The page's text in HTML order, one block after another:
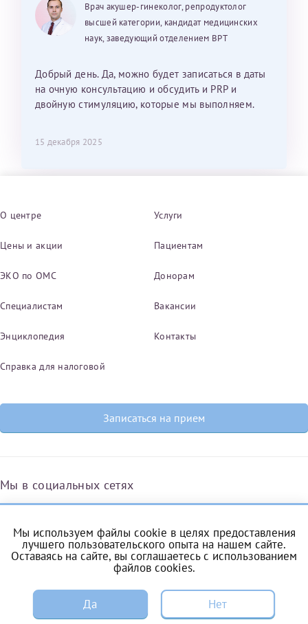
Врач акушер-гинеколог, репродуктолог
высшей категории, кандидат медицинских
наук, заведующий отделением ВРТ
Добрый день. Да, можно будет записаться в даты
на очную консультацию и обсудить и PRP и
двойную стимуляцию, которые мы выполняем.
15 декабря 2025
О центре Услуги
Цены и акции Пациентам
ЭКО по ОМС Донорам
Специалистам Вакансии
Энциклопедия Контакты
Справка для налоговой
Записаться на прием
Мы в социальных сетях
Вконтакте ОдноклассникиЯндекс.Дзен Telegram Max
Комендантский проспект, 53/1A
Мы используем файлы cookie в целях предоставления
лучшего пользовательского опыта на нашем сайте.
Оставаясь на сайте, вы соглашаетесь с использованием
файлов cookies.
Да Нет
ЗАПИСЬ